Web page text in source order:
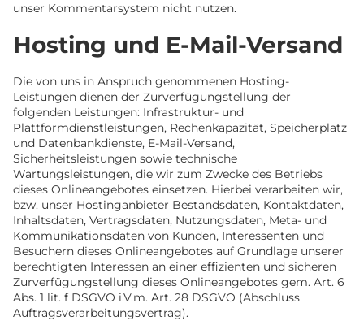
unser Kommentarsystem nicht nutzen.
Hosting und E-Mail-Versand
Die von uns in Anspruch genommenen Hosting-
Leistungen dienen der Zurverfügungstellung der
folgenden Leistungen: Infrastruktur- und
Plattformdienstleistungen, Rechenkapazität, Speicherplatz
und Datenbankdienste, E-Mail-Versand,
Sicherheitsleistungen sowie technische
Wartungsleistungen, die wir zum Zwecke des Betriebs
dieses Onlineangebotes einsetzen. Hierbei verarbeiten wir,
bzw. unser Hostinganbieter Bestandsdaten, Kontaktdaten,
Inhaltsdaten, Vertragsdaten, Nutzungsdaten, Meta- und
Kommunikationsdaten von Kunden, Interessenten und
Besuchern dieses Onlineangebotes auf Grundlage unserer
berechtigten Interessen an einer effizienten und sicheren
Zurverfügungstellung dieses Onlineangebotes gem. Art. 6
Abs. 1 lit. f DSGVO i.V.m. Art. 28 DSGVO (Abschluss
Auftragsverarbeitungsvertrag).